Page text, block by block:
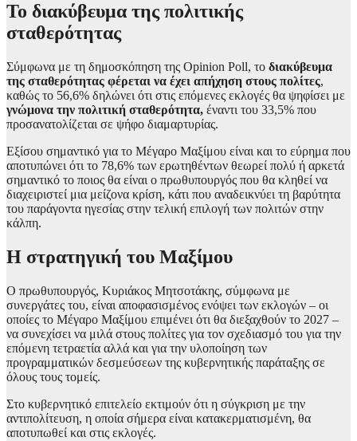
Το διακύβευμα της πολιτικής
σταθερότητας
Σύμφωνα με τη δημοσκόπηση της Opinion Poll, το διακύβευμα
της σταθερότητας φέρεται να έχει απήχηση στους πολίτες,
καθώς το 56,6% δηλώνει ότι στις επόμενες εκλογές θα ψηφίσει με
γνώμονα την πολιτική σταθερότητα, έναντι του 33,5% που
προσανατολίζεται σε ψήφο διαμαρτυρίας.
Εξίσου σημαντικό για το Μέγαρο Μαξίμου είναι και το εύρημα που
αποτυπώνει ότι το 78,6% των ερωτηθέντων θεωρεί πολύ ή αρκετά
σημαντικό το ποιος θα είναι ο πρωθυπουργός που θα κληθεί να
διαχειριστεί μια μείζονα κρίση, κάτι που αναδεικνύει τη βαρύτητα
του παράγοντα ηγεσίας στην τελική επιλογή των πολιτών στην
κάλπη.
Η στρατηγική του Μαξίμου
Ο πρωθυπουργός, Κυριάκος Μητσοτάκης, σύμφωνα με
συνεργάτες του, είναι αποφασισμένος ενόψει των εκλογών – οι
οποίες το Μέγαρο Μαξίμου επιμένει ότι θα διεξαχθούν το 2027 –
να συνεχίσει να μιλά στους πολίτες για τον σχεδιασμό του για την
επόμενη τετραετία αλλά και για την υλοποίηση των
προγραμματικών δεσμεύσεων της κυβερνητικής παράταξης σε
όλους τους τομείς.
Στο κυβερνητικό επιτελείο εκτιμούν ότι η σύγκριση με την
αντιπολίτευση, η οποία σήμερα είναι κατακερματισμένη, θα
αποτυπωθεί και στις εκλογές.